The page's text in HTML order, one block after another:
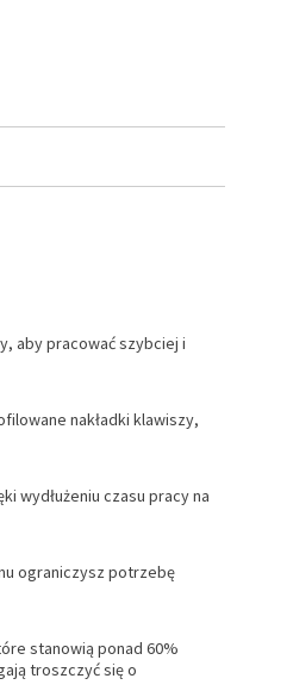
aby pracować szybciej i
nakładki klawiszy,
wydłużeniu czasu pracy na
ograniczysz potrzebę
stanowią ponad 60%
troszczyć się o